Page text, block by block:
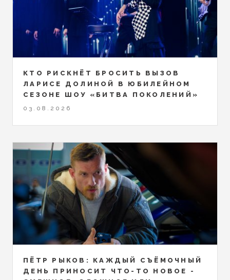
КТО РИСКНЁТ БРОСИТЬ ВЫЗОВ
ЛАРИСЕ ДОЛИНОЙ В ЮБИЛЕЙНОМ
СЕЗОНЕ ШОУ «БИТВА ПОКОЛЕНИЙ»
03.08.2026
ПЁТР РЫКОВ: КАЖДЫЙ СЪЁМОЧНЫЙ
ДЕНЬ ПРИНОСИТ ЧТО-ТО НОВОЕ -